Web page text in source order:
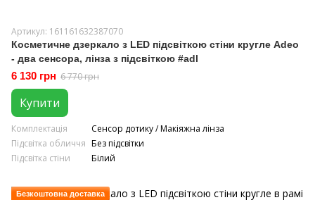
Артикул: 161161632387070
Косметичне дзеркало з LED підсвіткою стіни кругле Adeo
- два сенсора, лінза з підсвіткою #adl
6 130 грн 6 770 грн
Купити
Комплектація
Сенсор дотику / Макіяжна лінза
Підсвітка обличчя Без підсвітки
Підсвітка стіни
Білий
Безкоштовна доставка